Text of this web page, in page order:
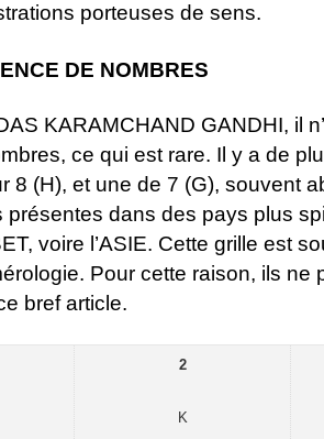
porteuses de sens.
DE NOMBRES
KARAMCHAND GANDHI, il
ce qui est rare. Il y a de
8 (H), et une de 7 (G), souvent
présentes dans des pays plus
voire l’ASIE. Cette grille est
Pour cette raison, ils ne
bref article.
2
K